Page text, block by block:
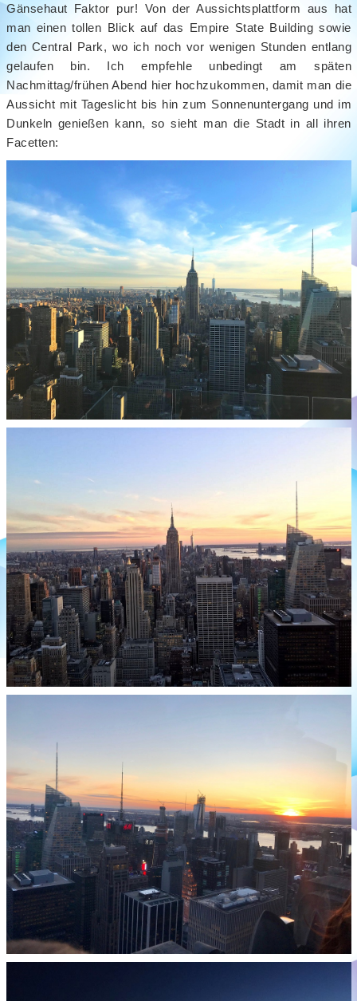
Gänsehaut Faktor pur! Von der Aussichtsplattform aus hat
man einen tollen Blick auf das Empire State Building sowie
den Central Park, wo ich noch vor wenigen Stunden entlang
gelaufen bin. Ich empfehle unbedingt am späten
Nachmittag/frühen Abend hier hochzukommen, damit man die
Aussicht mit Tageslicht bis hin zum Sonnenuntergang und im
Dunkeln genießen kann, so sieht man die Stadt in all ihren
Facetten: